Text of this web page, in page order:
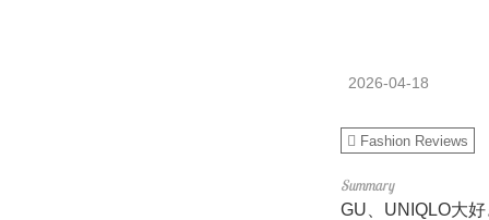
2026-04-18
Fashion Reviews
GU、UNIQLO大